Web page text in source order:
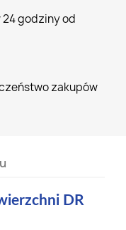
24 godziny od
zakupów
DR